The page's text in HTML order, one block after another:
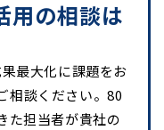
用の相談は
最大化に課題をお
相談ください。80
た担当者が貴社の